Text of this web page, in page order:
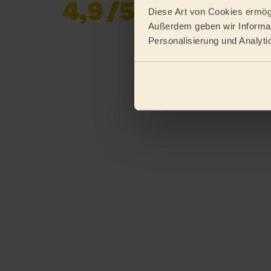
Diese Art von Cookies
Außerdem geben wir
Personalisierung und
4,9/5
Bereits 620 852
gesammelt von
eKomi